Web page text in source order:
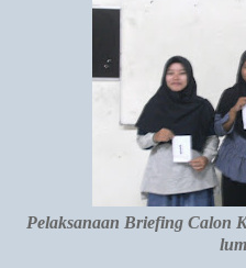
Pelaksanaan Briefing Calon